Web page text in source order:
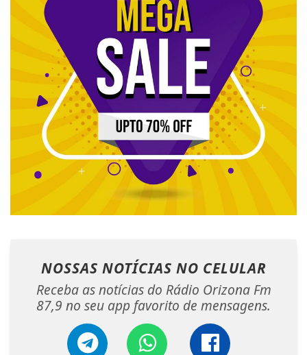
NOSSAS NOTÍCIAS NO CELULAR
Receba as notícias do Rádio Orizona Fm
87,9 no seu app favorito de mensagens.